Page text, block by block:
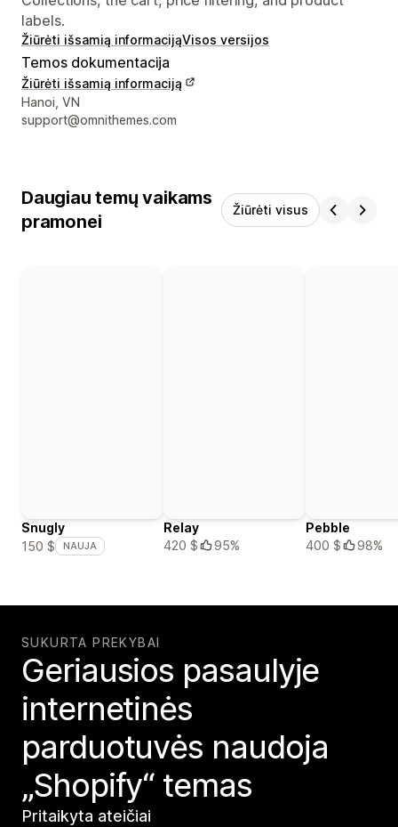
labels.
Žiūrėti išsamią informacijąVisos versijos
Temos dokumentacija
Žiūrėti išsamią informaciją
Kūrėjo kontaktiniai duomenys
Hanoi, VN
support@omnithemes.com
Daugiau temų vaikams
pramonei
Žiūrėti visus
Snugly
150 $
NAUJA
Relay
420 $
95%
Pebble
400 $
98%
SUKURTA PREKYBAI
Geriausios pasaulyje
internetinės
parduotuvės naudoja
„Shopify“ temas
Pritaikyta ateičiai